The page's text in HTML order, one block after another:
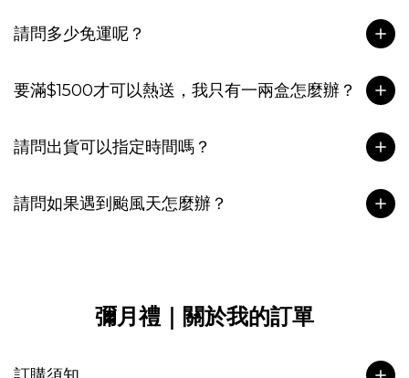
請問多少免運呢？
要滿$1500才可以熱送，我只有一兩盒怎麼辦？
請問出貨可以指定時間嗎？
請問如果遇到颱風天怎麼辦？
彌月禮｜關於我的訂單